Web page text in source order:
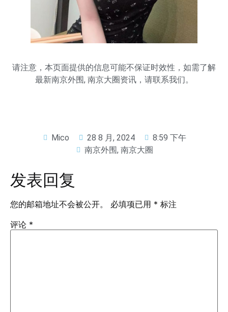
请注意，本页面提供的信息可能不保证时效性，如需了解
最新南京外围, 南京大圈资讯，请联系我们。
Mico 28 8 月, 2024
8:59 下午
南京外围, 南京大圈
发表回复
您的邮箱地址不会被公开。 必填项已用 * 标注
评论 *